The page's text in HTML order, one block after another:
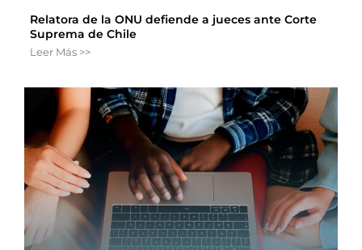
Relatora de la ONU defiende a jueces ante Corte
Suprema de Chile
Leer Más >>